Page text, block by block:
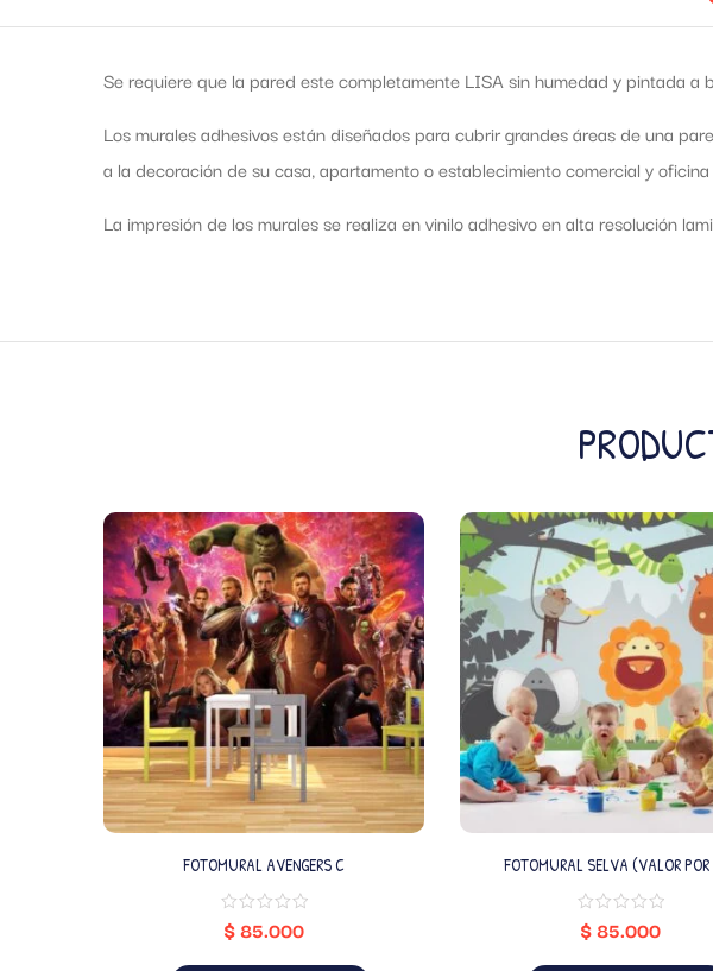
Se requiere que la pared este completamente LISA sin humedad y pintada
Los murales adhesivos están diseñados para cubrir grandes áreas de una
a la decoración de su casa, apartamento o establecimiento comercial y oficina
La impresión de los murales se realiza en vinilo adhesivo en alta resolución
FOTOMURAL AVENGERS C
$85.000
FOTOMURAL SELVA (VALOR
$85.000